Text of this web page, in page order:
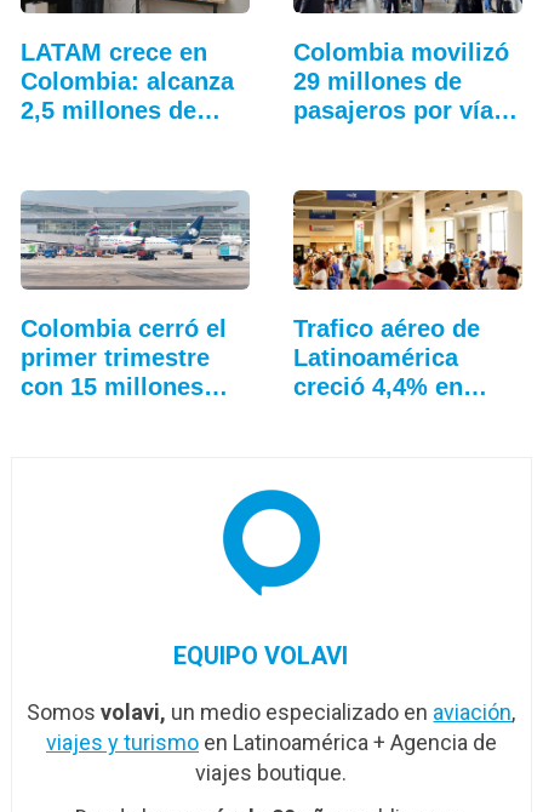
LATAM crece en
Colombia: alcanza
2,5 millones de…
Colombia movilizó
29 millones de
pasajeros por vía…
Colombia cerró el
primer trimestre
con 15 millones…
Trafico aéreo de
Latinoamérica
creció 4,4% en
EQUIPO VOLAVI
Somosvolavi, un medio especializado en aviación,
viajes y turismoen Latinoamérica + Agencia de
viajes boutique.